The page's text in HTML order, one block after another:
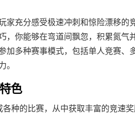
家充分感受极速冲刺和惊险漂移
，你能够在弯道间飘忽，积累氮
加多种赛事模式，包括单人竞赛
色
种的比赛，从中获取丰富的竞速奖